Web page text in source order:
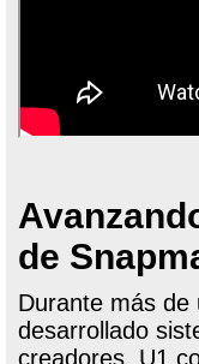
de
Durante más de
desarrollado
creadores. U1